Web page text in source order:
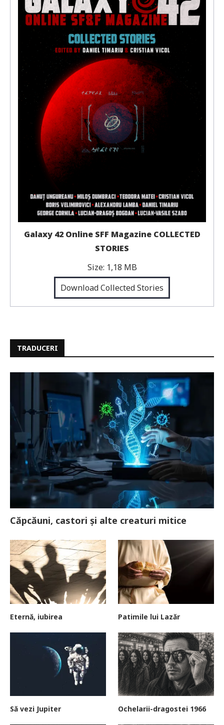
Galaxy 42 Online SFF Magazine COLLECTED
STORIES
Size: 1,18 MB
Download Collected Stories
TRADUCERI
Căpcăuni, castori și alte creaturi mitice
Eternă, iubirea Patimile lui Lazăr
Să vezi Jupiter Ochelarii-dragostei 1966